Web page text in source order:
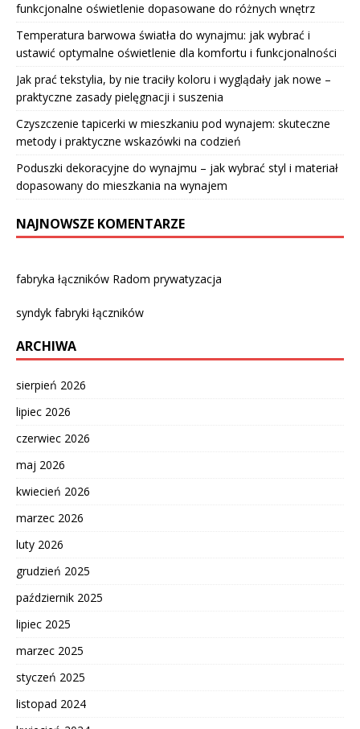
funkcjonalne oświetlenie dopasowane do różnych wnętrz
Temperatura barwowa światła do wynajmu: jak wybrać i
ustawić optymalne oświetlenie dla komfortu i funkcjonalności
Jak prać tekstylia, by nie traciły koloru i wyglądały jak nowe –
praktyczne zasady pielęgnacji i suszenia
Czyszczenie tapicerki w mieszkaniu pod wynajem: skuteczne
metody i praktyczne wskazówki na codzień
Poduszki dekoracyjne do wynajmu – jak wybrać styl i materiał
dopasowany do mieszkania na wynajem
NAJNOWSZE KOMENTARZE
fabryka łączników Radom prywatyzacja
syndyk fabryki łączników
ARCHIWA
sierpień 2026
lipiec 2026
czerwiec 2026
maj 2026
kwiecień 2026
marzec 2026
luty 2026
grudzień 2025
październik 2025
lipiec 2025
marzec 2025
styczeń 2025
listopad 2024